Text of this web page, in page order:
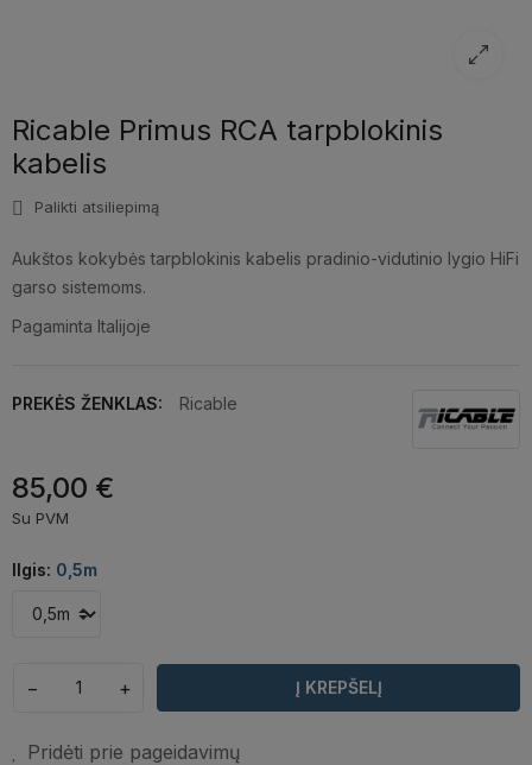
Ricable Primus RCA tarpblokinis
kabelis
Palikti atsiliepimą
Aukštos kokybės tarpblokinis kabelis pradinio-vidutinio lygio HiFi
garso sistemoms.
Pagaminta Italijoje
PREKĖS ŽENKLAS: Ricable
85,00 €
Su PVM
Ilgis: 0,5m
− + Į KREPŠELĮ
Pridėti prie pageidavimų